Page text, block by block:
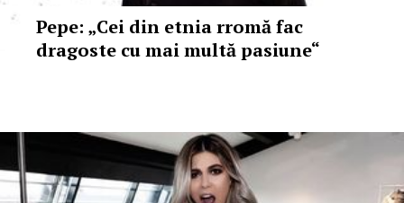
Pepe: „Cei din etnia rromă fac
dragoste cu mai multă pasiune“